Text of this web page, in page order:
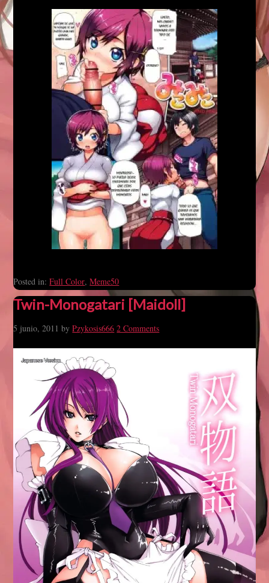
Posted in:Full Color,Meme50
Twin-Monogatari [Maidoll]
5 junio, 2011 byPzykosis666 2 Comments